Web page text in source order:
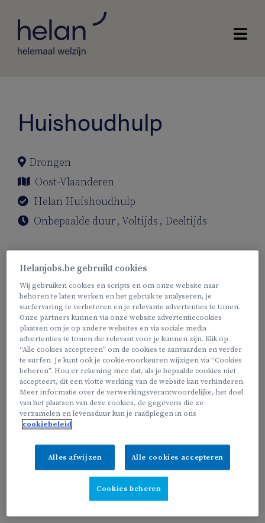
Huishoudhulp
Drongen
Oost-Vlaanderen
Helan Huishoudhulp
Onbepaalde duur, Voltijds , Deeltijds
Ben jij de huishoudhulp die wij zoeken?
We zoeken jou, als;
Je wil schoonmaken in je eigen regio
Je een vast uurrooster wil, dat we samen opstellen naar
jouw wens
Je niet in het weekend wil werken en wel tijdens de
schooluren
Je kan ook aan de slag als thuisstrijk(st)er, zelfs in combinatie
Helanjobs.be gebruikt cookies
Wij gebruiken cookies en scripts en om onze website naar
behoren te laten werken en het gebruik te analyseren, je
surfervaring te verbeteren en je relevante advertenties te tonen.
Onze partners kunnen via onze website advertentiecookies
plaatsen om je op andere websites en via sociale media
advertenties te tonen die relevant voor je kunnen zijn. Klik op
“Alle cookies accepteren” om de cookies te aanvaarden en verder
te surfen. Je kunt ook je cookie-voorkeuren wijzigen via “Cookies
beheren”. Hou er rekening mee dat, als je bepaalde cookies niet
accepteert, dit een vlotte werking van de website kan verhinderen.
Meer informatie over de verwerkingsverantwoordelijke, het doel
van het plaatsen van deze cookies, de gegevens die ze
verzamelen en levensduur kun je raadplegen in ons
cookiebeleid
Alles afwijzen Alle cookies accepteren
Cookies beheren